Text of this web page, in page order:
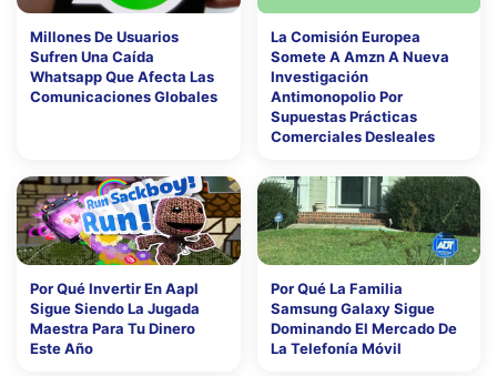
Millones De Usuarios
Sufren Una Caída
Whatsapp Que Afecta Las
Comunicaciones Globales
La Comisión Europea
Somete A Amzn A Nueva
Investigación
Antimonopolio Por
Supuestas Prácticas
Comerciales Desleales
Por Qué Invertir En Aapl
Sigue Siendo La Jugada
Maestra Para Tu Dinero
Este Año
Por Qué La Familia
Samsung Galaxy Sigue
Dominando El Mercado De
La Telefonía Móvil